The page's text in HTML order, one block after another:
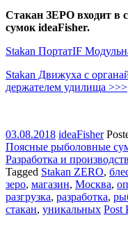
Стакан ЗЕРО входит в
сумок ideaFisher.
Stakan ПортатIF
Stakan Движуха с
держателем удилища >>>
03.08.2018 ideaFisher
Поясные рыболовные
Разработка и
Tagged Stakan ZERO,
зеро, магазин, Москва,
разгрузка, разработка,
стакан, уникальных Post